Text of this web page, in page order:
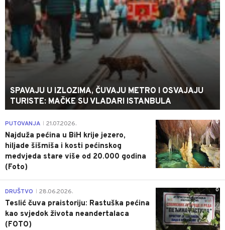
SPAVAJU U IZLOZIMA, ČUVAJU METRO I OSVAJAJU
TURISTE: MAČKE SU VLADARI ISTANBULA
0
PUTOVANJA 21.07.2026.
Najduža pećina u BiH krije jezero,
hiljade šišmiša i kosti pećinskog
medvjeda stare više od 20.000 godina
(Foto)
0
DRUŠTVO 28.06.2026.
Teslić čuva praistoriju: Rastuška pećina
kao svjedok života neandertalaca
(FOTO)